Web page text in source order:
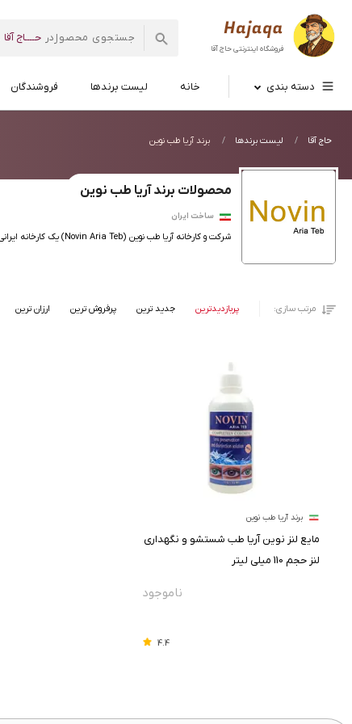
فروشگاه اینترنتیحاج آقا
در حــــاج آقا
دسته بندی خانه لیست برندها فروشندگان
حاج آقا لیست برندها برند آریا طب نوین
محصولات برند آریا طب نوین
ساخت ایران
شرکت و کارخانه آریا طب نوین (Novin Aria Teb) یک کارخانه ایرانی هست که محصولات آرایشی مخصوصا مایع لنز و محصولات مربوط به چشم را تولید میکند.
مرتب سازی: پربازدیدترین جدید ترین پرفروش ترین ارزان ترین
برند آریا طب نوین
مایع لنز نوین آریا طب شستشو و نگهداری
لنز حجم 110 میلی لیتر
4.4